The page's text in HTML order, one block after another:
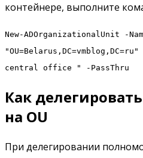
контейнере, выполните
New-ADOrganizationalUnit -
central office " -PassThru
Как
на OU
При делегировании